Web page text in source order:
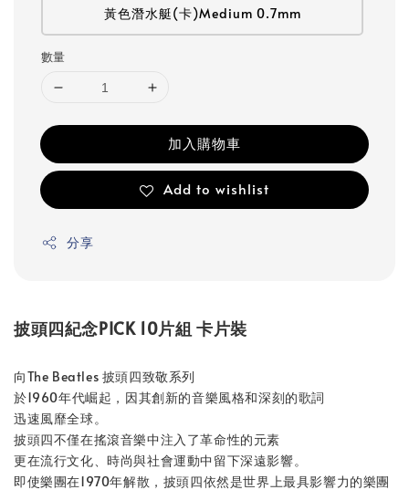
黃色潛水艇(卡)Medium 0.7mm
數量
加入購物車
Add to wishlist
分享
披頭四紀念PICK 10片組 卡片裝
向The Beatles 披頭四致敬系列
於1960年代崛起，因其創新的音樂風格和深刻的歌詞
迅速風靡全球。
披頭四不僅在搖滾音樂中注入了革命性的元素
更在流行文化、時尚與社會運動中留下深遠影響。
即使樂團在1970年解散，披頭四依然是世界上最具影響力的樂團